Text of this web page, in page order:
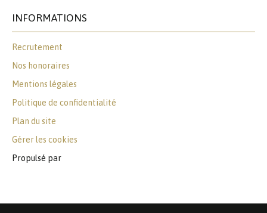
INFORMATIONS
Recrutement
Nos honoraires
Mentions légales
Politique de confidentialité
Plan du site
Gérer les cookies
Propulsé par